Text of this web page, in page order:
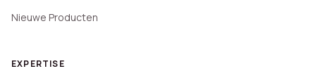
Nieuwe Producten
EXPERTISE